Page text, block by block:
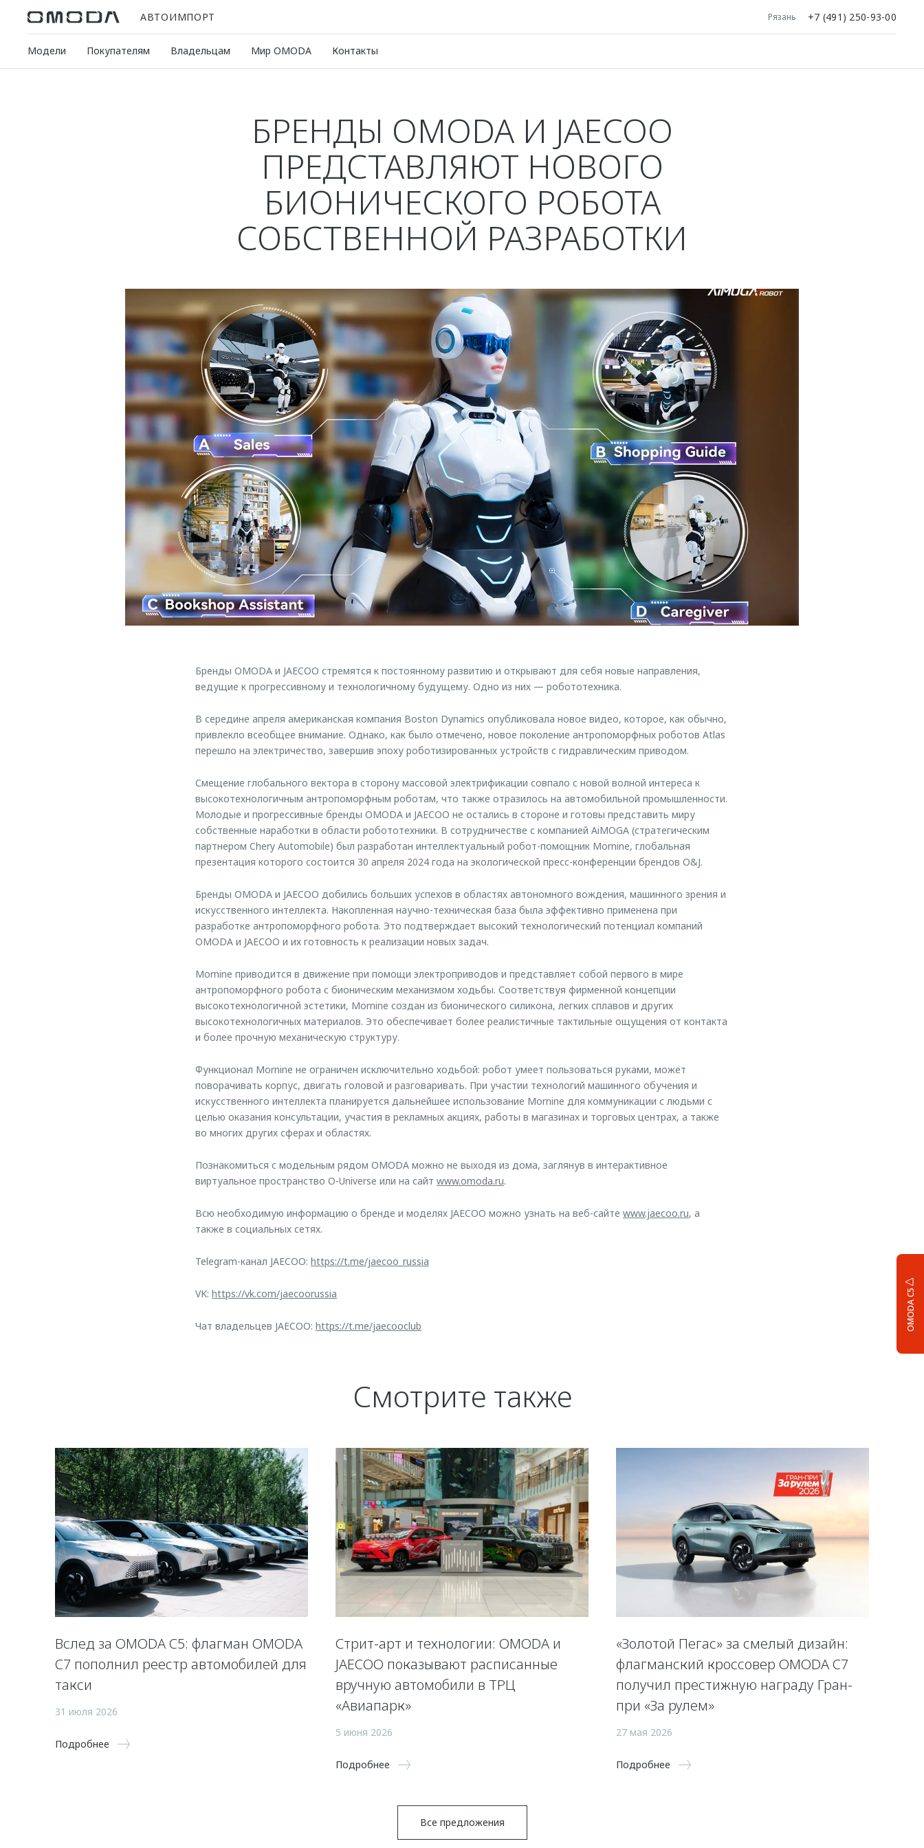
АВТОИМПОРТ Рязань +7 (491) 250-93-00
Модели Покупателям Владельцам Мир OMODA Контакты
OMODA C5
БРЕНДЫ OMODA И JAECOO
ПРЕДСТАВЛЯЮТ НОВОГО
БИОНИЧЕСКОГО РОБОТА
СОБСТВЕННОЙ РАЗРАБОТКИ
Бренды OMODA и JAECOO стремятся к постоянному развитию и открывают для себя новые направления,
ведущие к прогрессивному и технологичному будущему. Одно из них — робототехника.
В середине апреля американская компания Boston Dynamics опубликовала новое видео, которое, как обычно,
привлекло всеобщее внимание. Однако, как было отмечено, новое поколение антропоморфных роботов Atlas
перешло на электричество, завершив эпоху роботизированных устройств с гидравлическим приводом.
Смещение глобального вектора в сторону массовой электрификации совпало с новой волной интереса к
высокотехнологичным антропоморфным роботам, что также отразилось на автомобильной промышленности.
Молодые и прогрессивные бренды OMODA и JAECOO не остались в стороне и готовы представить миру
собственные наработки в области робототехники. В сотрудничестве с компанией AiMOGA (стратегическим
партнером Chery Automobile) был разработан интеллектуальный робот-помощник Mornine, глобальная
презентация которого состоится 30 апреля 2024 года на экологической пресс-конференции брендов O&J.
Бренды OMODA и JAECOO добились больших успехов в областях автономного вождения, машинного зрения и
искусственного интеллекта. Накопленная научно-техническая база была эффективно применена при
разработке антропоморфного робота. Это подтверждает высокий технологический потенциал компаний
OMODA и JAECOO и их готовность к реализации новых задач.
Mornine приводится в движение при помощи электроприводов и представляет собой первого в мире
антропоморфного робота с бионическим механизмом ходьбы. Соответствуя фирменной концепции
высокотехнологичной эстетики, Mornine создан из бионического силикона, легких сплавов и других
высокотехнологичных материалов. Это обеспечивает более реалистичные тактильные ощущения от контакта
и более прочную механическую структуру.
Функционал Mornine не ограничен исключительно ходьбой: робот умеет пользоваться руками, может
поворачивать корпус, двигать головой и разговаривать. При участии технологий машинного обучения и
искусственного интеллекта планируется дальнейшее использование Mornine для коммуникации с людьми с
целью оказания консультации, участия в рекламных акциях, работы в магазинах и торговых центрах, а также
во многих других сферах и областях.
Познакомиться с модельным рядом OMODA можно не выходя из дома, заглянув в интерактивное
виртуальное пространство O-Universe или на сайт www.omoda.ru.
Всю необходимую информацию о бренде и моделях JAECOO можно узнать на веб-сайте www.jaecoo.ru, а
также в социальных сетях.
Telegram-канал JAECOO: https://t.me/jaecoo_russia
VK: https://vk.com/jaecoorussia
Чат владельцев JAECOO: https://t.me/jaecooclub
Смотрите также
Вслед за OMODA C5: флагман OMODA
C7 пополнил реестр автомобилей для
такси
31 июля 2026
Подробнее
Стрит-арт и технологии: OMODA и
JAECOO показывают расписанные
вручную автомобили в ТРЦ
«Авиапарк»
5 июня 2026
Подробнее
«Золотой Пегас» за смелый дизайн:
флагманский кроссовер OMODA C7
получил престижную награду Гран-
при «За рулем»
27 мая 2026
Подробнее
Все предложения